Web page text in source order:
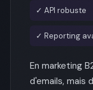
✓ API robuste
✓ Reporting
En marketing
d'emails, mais